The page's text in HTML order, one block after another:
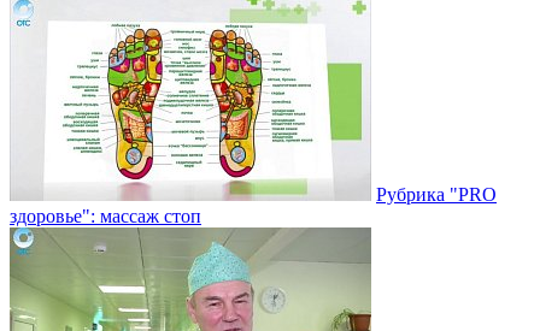
Рубрика "PRO
здоровье": массаж стоп